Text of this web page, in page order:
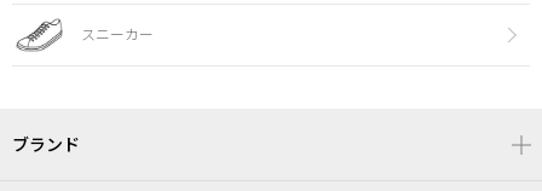
スニーカー
ブランド